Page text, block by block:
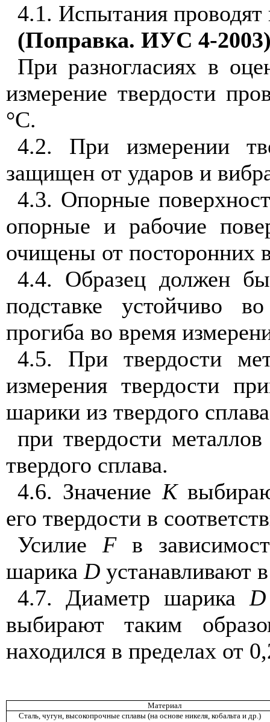
4.1. Испытания
(Поправка. ИУС 4-
При разногласиях в
измерение твердости
°С.
4.2. При измерении
защищен от ударов и
4.3. Опорные
опорные и рабочие
очищены от посторонних
4.4. Образец должен
подставке устойчиво
прогиба во время
4.5. При твердости
измерения твердости
шарики из твердого
при твердости
твердого сплава.
4.6. Значение K
его твердости в
Усилие Fв
шарика D устанавливают
4.7. Диаметр шарика D
выбирают таким
находился в пределах от
Материал
Сталь, чугун, высокопрочные сплавы (на основе никеля, кобальта и др.)